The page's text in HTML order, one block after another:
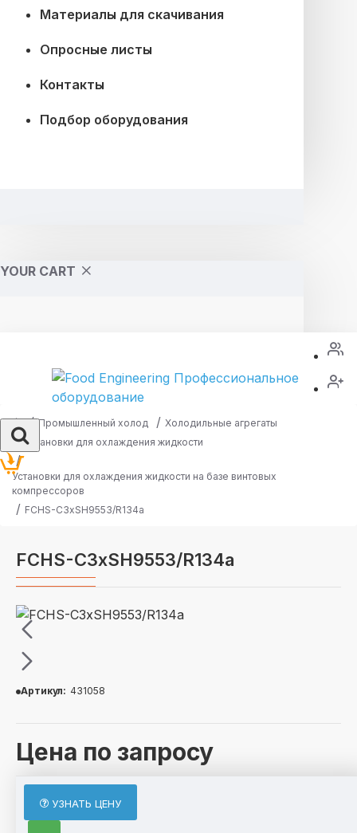
Материалы для скачивания
Опросные листы
Контакты
Подбор оборудования
YOUR CART
Промышленный холод
Холодильные агрегаты
Установки для охлаждения жидкости
Установки для охлаждения жидкости на базе винтовых
компрессоров
FCHS-C3хSH9553/R134a
FCHS-C3хSH9553/R134a
Цена по запросу
Артикул: 431058
УЗНАТЬ ЦЕНУ
ОПИСАНИЕ